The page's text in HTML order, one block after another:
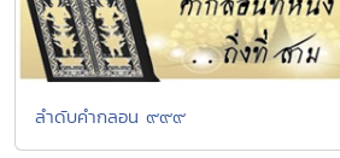
ลำดับคำกลอน ๙๙๙